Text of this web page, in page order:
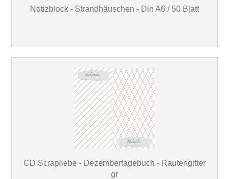
Notizblock - Strandhäuschen - Din A6 / 50 Blatt
CD Scrapliebe - Dezembertagebuch - Rautengitter
gr